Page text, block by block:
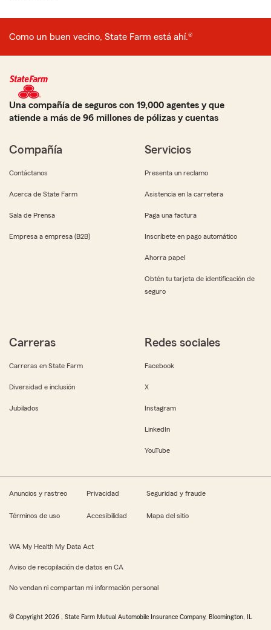
Como un buen vecino, State Farm está ahí.®
Una compañía de seguros con 19,000 agentes y que
atiende a más de 96 millones de pólizas y cuentas
Compañía
Contáctanos
Acerca de State Farm
Sala de Prensa
Empresa a empresa (B2B)
Servicios
Presenta un reclamo
Asistencia en la carretera
Paga una factura
Inscríbete en pago automático
Ahorra papel
Obtén tu tarjeta de identificación de
seguro
Carreras
Carreras en State Farm
Diversidad e inclusión
Jubilados
Redes sociales
Facebook
X
Instagram
LinkedIn
YouTube
Anuncios y rastreo Privacidad Seguridad y fraude
Términos de uso Accesibilidad Mapa del sitio
WA My Health My Data Act
Aviso de recopilación de datos en CA
No vendan ni compartan mi información personal
© Copyright 2026 , State Farm Mutual Automobile Insurance Company, Bloomington, IL